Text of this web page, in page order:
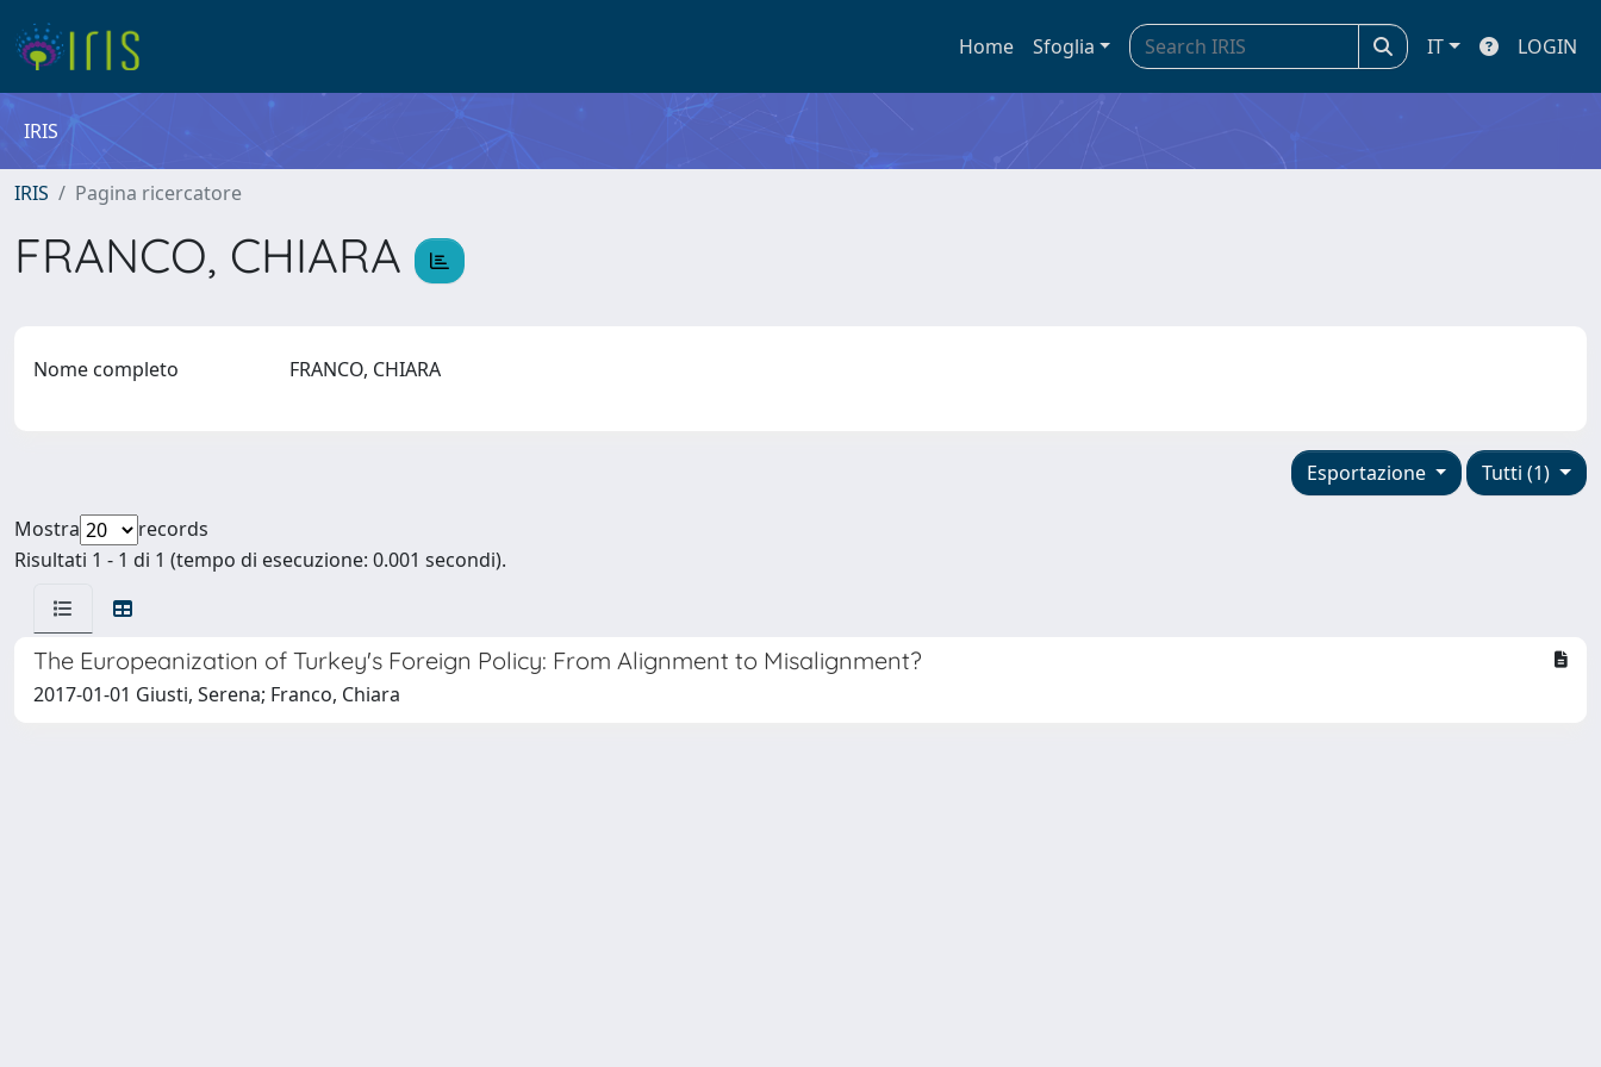
Home Sfoglia IT LOGIN
IRIS
IRIS Pagina ricercatore
FRANCO, CHIARA
Nome completo FRANCO, CHIARA
Tutti (1)
Esportazione
Mostra
records
Risultati 1 - 1 di 1 (tempo di esecuzione: 0.001 secondi).
The Europeanization of Turkey's Foreign Policy: From Alignment to Misalignment?
2017-01-01 Giusti, Serena; Franco, Chiara